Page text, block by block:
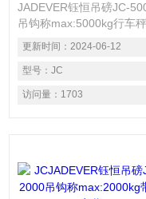
JADEVER钰恒吊磅JC-
吊钩称max:5000kg行车秤
上海麻豆精品国产自产在
看实业发展有限公司为
JADEVER钰恒电子秤上海
区授权代理商，为客户提
类国产麻豆视频入口，麻
线昏暗的场合使用。
更新时间： 2024-06-12
型号： JC
访问量： 1703